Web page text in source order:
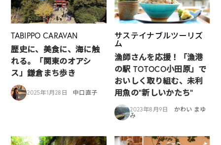
TABIPPO CARAVAN
歴史に、美食に、海に触
れる。「関東のオアシ
ス」鎌倉まち歩き
2025年1月28日 中口直子
サステイナブルツーリズ
ム
漁師さんを応援！「漁港
の駅 TOTOCO小田原」で
おいしく取り組む、未利
用魚の“新しいかたち“
2023年8月9日
かわい まゆ
み